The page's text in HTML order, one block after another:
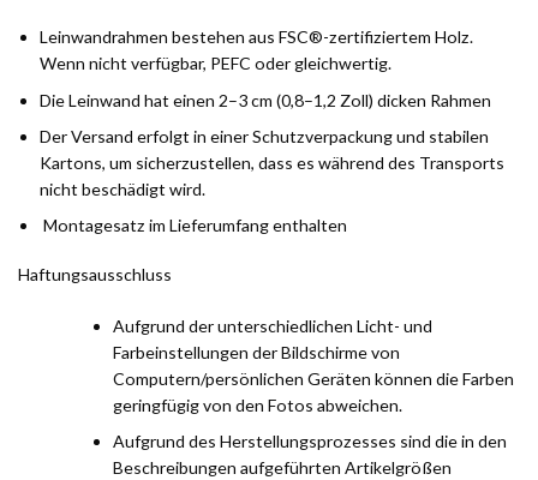
Leinwandrahmen bestehen aus FSC®-zertifiziertem Holz.
Wenn nicht verfügbar, PEFC oder gleichwertig.
Die Leinwand hat einen 2–3 cm (0,8–1,2 Zoll) dicken Rahmen
Der Versand erfolgt in einer Schutzverpackung und stabilen
Kartons, um sicherzustellen, dass es während des Transports
nicht beschädigt wird.
Montagesatz im Lieferumfang enthalten
Haftungsausschluss
Aufgrund der unterschiedlichen Licht- und
Farbeinstellungen der Bildschirme von
Computern/persönlichen Geräten können die Farben
geringfügig von den Fotos abweichen.
Aufgrund des Herstellungsprozesses sind die in den
Beschreibungen aufgeführten Artikelgrößen